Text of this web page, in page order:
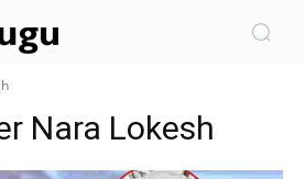
Nara Lokesh